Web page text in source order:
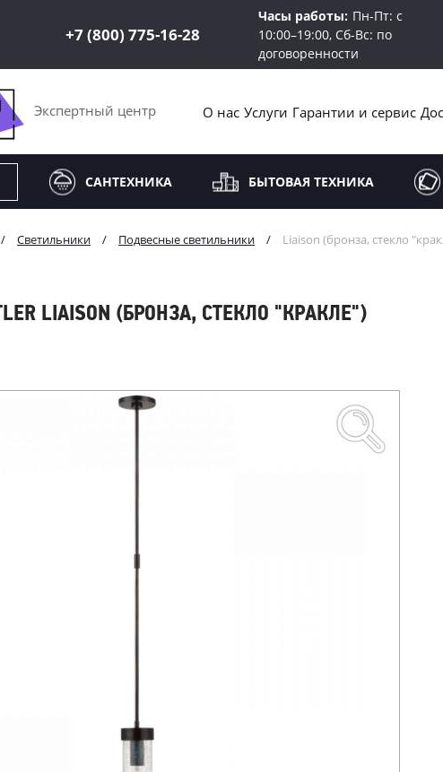
+7 (800) 775-16-28
Часы работы: Пн-Пт: с
10:00–19:00, Сб-Вс: по
договоренности
Экспертный центр О нас Услуги Гарантии и сервис
САНТЕХНИКА БЫТОВАЯ ТЕХНИКА
/ Светильники / Подвесные светильники / Liaison (бронза, стекло
LIAISON (БРОНЗА, СТЕКЛО "КРАКЛЕ")